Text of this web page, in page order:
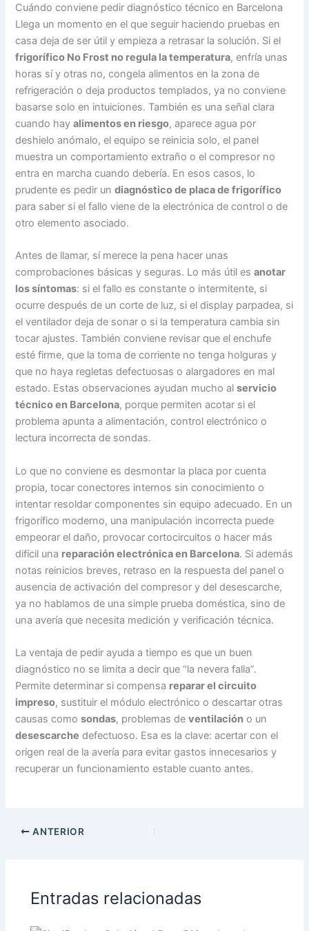
Cuándo conviene pedir diagnóstico técnico en Barcelona
Llega un momento en el que seguir haciendo pruebas en
casa deja de ser útil y empieza a retrasar la solución. Si el
frigorífico No Frost no regula la temperatura, enfría unas
horas sí y otras no, congela alimentos en la zona de
refrigeración o deja productos templados, ya no conviene
basarse solo en intuiciones. También es una señal clara
cuando hayalimentos en riesgo, aparece agua por
deshielo anómalo, el equipo se reinicia solo, el panel
muestra un comportamiento extraño o el compresor no
entra en marcha cuando debería. En esos casos, lo
prudente es pedir undiagnóstico de placa de frigorífico
para saber si el fallo viene de la electrónica de control o de
otro elemento asociado.
Antes de llamar, sí merece la pena hacer unas
comprobaciones básicas y seguras. Lo más útil esanotar
los síntomas: si el fallo es constante o intermitente, si
ocurre después de un corte de luz, si el display parpadea, si
el ventilador deja de sonar o si la temperatura cambia sin
tocar ajustes. También conviene revisar que el enchufe
esté firme, que la toma de corriente no tenga holguras y
que no haya regletas defectuosas o alargadores en mal
estado. Estas observaciones ayudan mucho alservicio
técnico en Barcelona, porque permiten acotar si el
problema apunta a alimentación, control electrónico o
lectura incorrecta de sondas.
Lo que no conviene es desmontar la placa por cuenta
propia, tocar conectores internos sin conocimiento o
intentar resoldar componentes sin equipo adecuado. En un
frigorífico moderno, una manipulación incorrecta puede
empeorar el daño, provocar cortocircuitos o hacer más
difícil una reparación electrónica en Barcelona. Si además
notas reinicios breves, retraso en la respuesta del panel o
ausencia de activación del compresor y del desescarche,
ya no hablamos de una simple prueba doméstica, sino de
una avería que necesita medición y verificación técnica.
La ventaja de pedir ayuda a tiempo es que un buen
diagnóstico no se limita a decir que “la nevera falla”.
Permite determinar si compensa reparar el circuito
impreso, sustituir el módulo electrónico o descartar otras
causas comosondas, problemas deventilación o un
desescarche defectuoso. Esa es la clave: acertar con el
origen real de la avería para evitar gastos innecesarios y
recuperar un funcionamiento estable cuanto antes.
ANTERIOR
Entradas relacionadas